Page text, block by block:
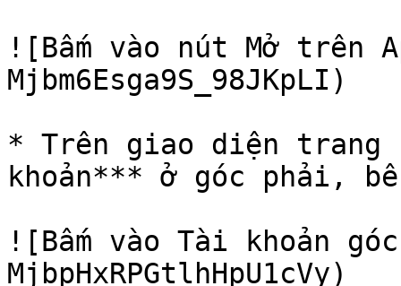
![Bấm vào nút Mở
Mjbm6Esga9S_98JKpLI)
* Trên giao diện trang
khoản*** ở góc phải,
![Bấm vào Tài khoản
MjbpHxRPGtlhHpU1cVy)